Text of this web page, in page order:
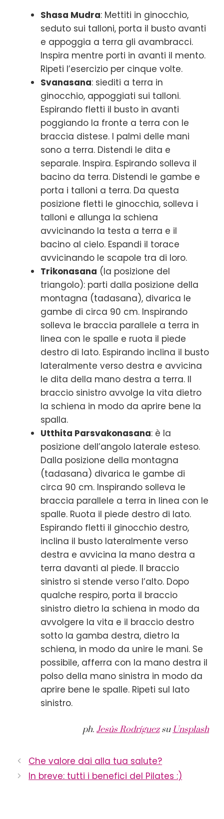
Shasa Mudra: Mettiti in ginocchio,
seduto sui talloni, porta il busto avanti
e appoggia a terra gli avambracci.
Inspira mentre porti in avanti il mento.
Ripeti l’esercizio per cinque volte.
Svanasana: siediti a terra in
ginocchio, appoggiati sui talloni.
Espirando fletti il busto in avanti
poggiando la fronte a terra con le
braccia distese. I palmi delle mani
sono a terra. Distendi le dita e
separale. Inspira. Espirando solleva il
bacino da terra. Distendi le gambe e
porta i talloni a terra. Da questa
posizione fletti le ginocchia, solleva i
talloni e allunga la schiena
avvicinando la testa a terra e il
bacino al cielo. Espandi il torace
avvicinando le scapole tra di loro.
Trikonasana (la posizione del
triangolo): parti dalla posizione della
montagna (tadasana), divarica le
gambe di circa 90 cm. Inspirando
solleva le braccia parallele a terra in
linea con le spalle e ruota il piede
destro di lato. Espirando inclina il busto
lateralmente verso destra e avvicina
le dita della mano destra a terra. Il
braccio sinistro avvolge la vita dietro
la schiena in modo da aprire bene la
spalla.
Utthita Parsvakonasana: è la
posizione dell’angolo laterale esteso.
Dalla posizione della montagna
(tadasana) divarica le gambe di
circa 90 cm. Inspirando solleva le
braccia parallele a terra in linea con le
spalle. Ruota il piede destro di lato.
Espirando fletti il ginocchio destro,
inclina il busto lateralmente verso
destra e avvicina la mano destra a
terra davanti al piede. Il braccio
sinistro si stende verso l’alto. Dopo
qualche respiro, porta il braccio
sinistro dietro la schiena in modo da
avvolgere la vita e il braccio destro
sotto la gamba destra, dietro la
schiena, in modo da unire le mani. Se
possibile, afferra con la mano destra il
polso della mano sinistra in modo da
aprire bene le spalle. Ripeti sul lato
sinistro.
ph. Jesús Rodríguezsu Unsplash
Che valore dai alla tua salute?
In breve: tutti i benefici del Pilates :)